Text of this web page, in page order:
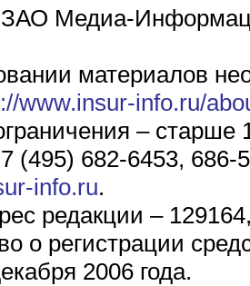
Медиа-
материалов
www.insur-info.ru/
– старше
(495) 682-6453, 686-
info.ru.
редакции –
о регистрации
2006 года.